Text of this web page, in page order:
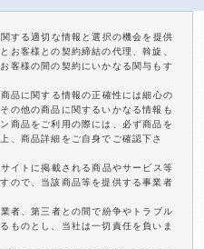
する適切な情報と選択の機会を提供
お客様との契約締結の代理、斡旋、
客様の間の契約にいかなる関与もす
品に関する情報の正確性には細心の
の他の商品に関するいかなる情報も
商品をご利用の際には、必ず商品を
、商品詳細をご自身でご確認下さ
イトに掲載される商品やサービス等
ので、当該商品等を提供する事業者
者、第三者との間で紛争やトラブル
ものとし、当社は一切責任を負いま